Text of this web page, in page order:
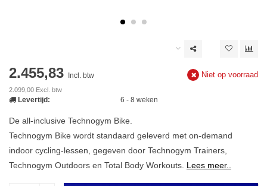
2.455,83 Incl. btw
2.099,00 Excl. btw
Niet op voorraad
Levertijd: 6 - 8 weken
De all-inclusive Technogym Bike.
Technogym Bike wordt standaard geleverd met on-demand
indoor cycling-lessen, gegeven door Technogym Trainers,
Technogym Outdoors en Total Body Workouts. Lees meer..